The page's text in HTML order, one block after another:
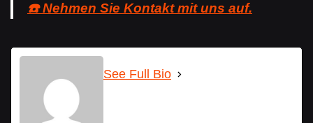
☎️ Nehmen Sie Kontakt mit uns auf.
See Full Bio